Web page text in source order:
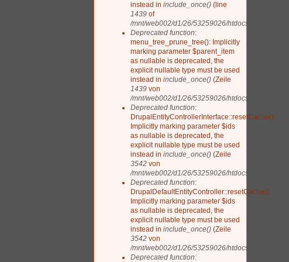
instead in include_once() (line
1439 of
/mnt/web002/d1/26/53259026/htdocs/drupal/
Deprecated function:
menu_tree_prune_tree(): Implicitly
marking parameter $parent_item
as nullable is deprecated, the
explicit nullable type must be used
instead in include_once() (Zeile
1439 von
/mnt/web002/d1/26/53259026/htdocs/drupal/
Deprecated function:
DrupalEntityControllerInterface::resetCache():
Implicitly marking parameter $ids
as nullable is deprecated, the
explicit nullable type must be used
instead in include_once() (Zeile
3542 von
/mnt/web002/d1/26/53259026/htdocs/drupal/
Deprecated function:
DrupalDefaultEntityController::resetCache():
Implicitly marking parameter $ids
as nullable is deprecated, the
explicit nullable type must be used
instead in include_once() (Zeile
3542 von
/mnt/web002/d1/26/53259026/htdocs/drupal/
Deprecated function: